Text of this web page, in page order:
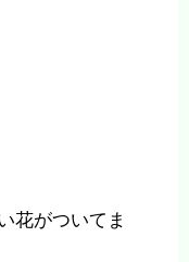
花がついてま